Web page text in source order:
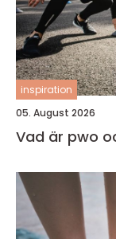
inspiration
05. August 2026
Vad är pwo